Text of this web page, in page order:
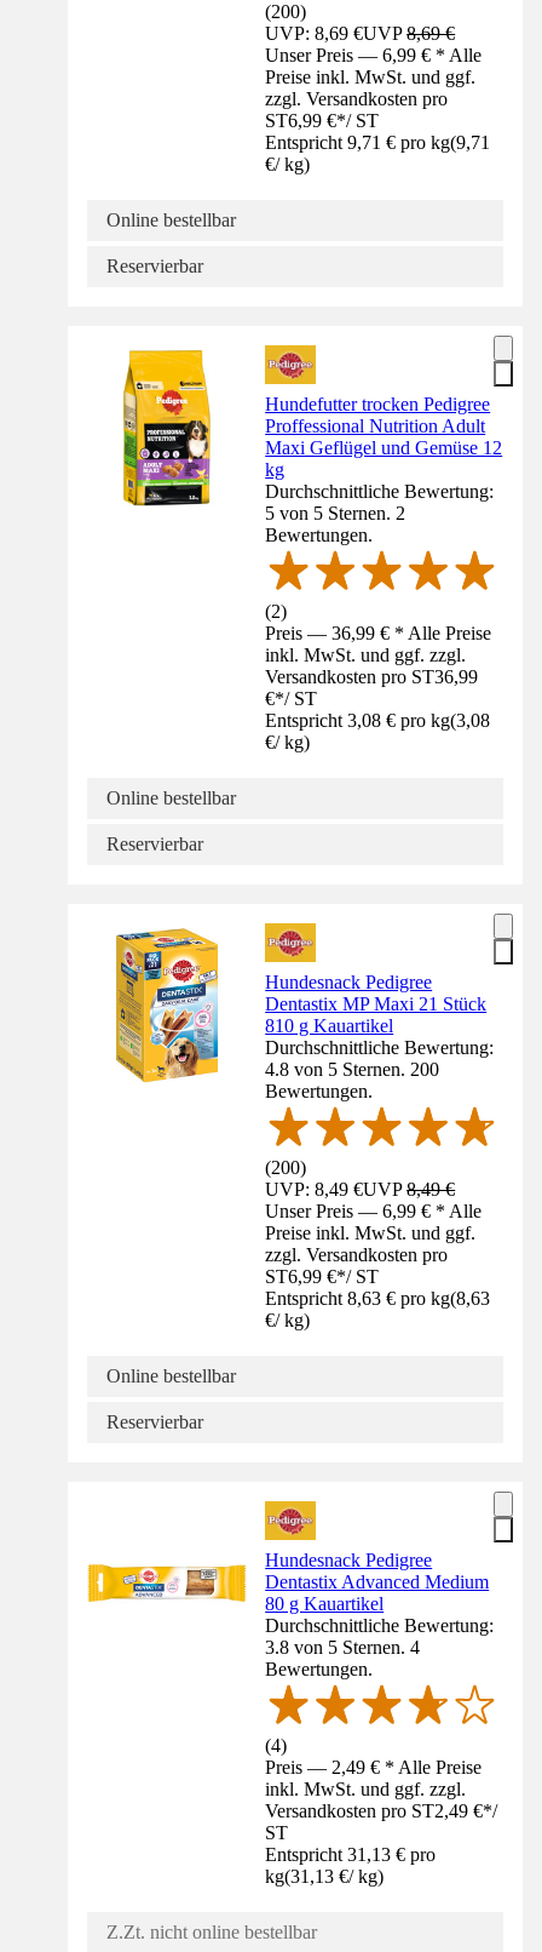
(200)
UVP: 8,69 €UVP8,69 €
Unser Preis — 6,99 € * Alle
Preise inkl. MwSt. und ggf.
zzgl. Versandkosten pro
ST6,99 €*/ ST
Entspricht 9,71 € pro kg(9,71
€/ kg)
Online bestellbar
Reservierbar
Hundefutter trocken Pedigree
Proffessional Nutrition Adult
Maxi Geflügel und Gemüse 12
kg
Durchschnittliche Bewertung:
5 von 5 Sternen. 2
Bewertungen.
(2)
Preis — 36,99 € * Alle Preise
inkl. MwSt. und ggf. zzgl.
Versandkosten pro ST36,99
€*/ ST
Entspricht 3,08 € pro kg(3,08
€/ kg)
Online bestellbar
Reservierbar
Hundesnack Pedigree
Dentastix MP Maxi 21 Stück
810 g Kauartikel
Durchschnittliche Bewertung:
4.8 von 5 Sternen. 200
Bewertungen.
(200)
UVP: 8,49 €UVP8,49 €
Unser Preis — 6,99 € * Alle
Preise inkl. MwSt. und ggf.
zzgl. Versandkosten pro
ST6,99 €*/ ST
Entspricht 8,63 € pro kg(8,63
€/ kg)
Online bestellbar
Reservierbar
Hundesnack Pedigree
Dentastix Advanced Medium
80 g Kauartikel
Durchschnittliche Bewertung:
3.8 von 5 Sternen. 4
Bewertungen.
(4)
Preis — 2,49 € * Alle Preise
inkl. MwSt. und ggf. zzgl.
Versandkosten pro ST2,49 €*/
ST
Entspricht 31,13 € pro
kg(31,13 €/ kg)
Z.Zt. nicht online bestellbar